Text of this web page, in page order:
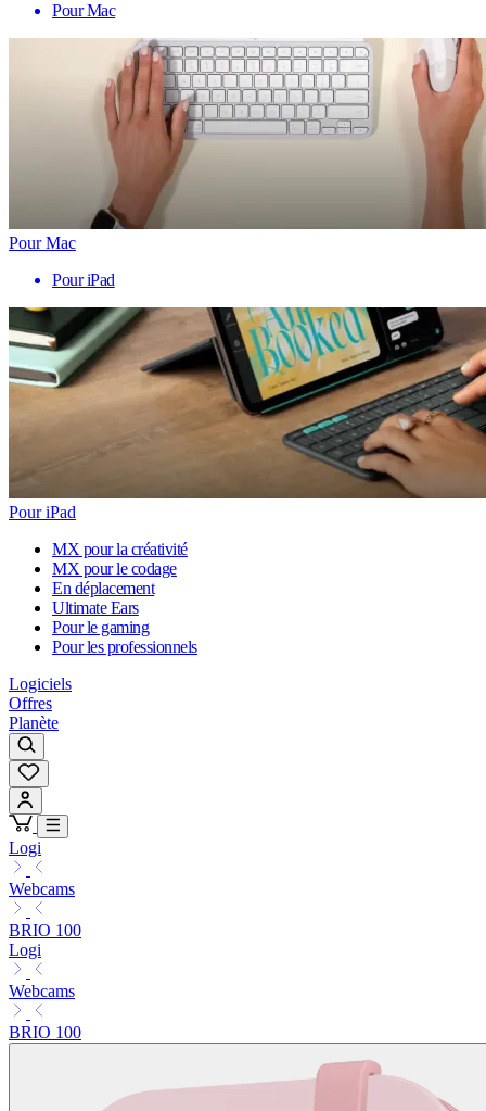
Pour Mac
Pour Mac
Pour iPad
Pour iPad
MX pour la créativité
MX pour le codage
En déplacement
Ultimate Ears
Pour le gaming
Pour les professionnels
Logiciels
Offres
Planète
Logi
Webcams
BRIO 100
Logi
Webcams
BRIO 100